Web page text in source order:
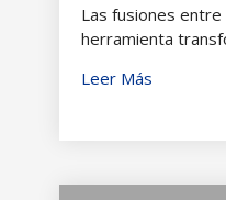
Las fusiones
herramienta
Leer Más